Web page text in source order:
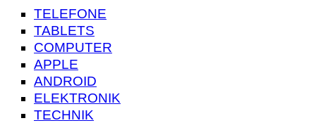
TELEFONE
TABLETS
COMPUTER
APPLE
ANDROID
ELEKTRONIK
TECHNIK